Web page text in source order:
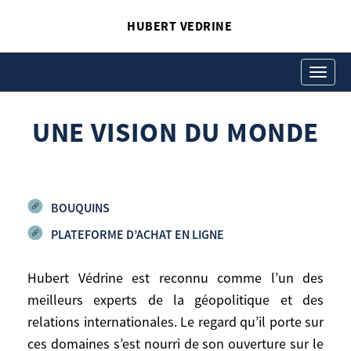
HUBERT VEDRINE
Toggle
UNE VISION DU MONDE
BOUQUINS
PLATEFORME D’ACHAT EN LIGNE
Hubert Védrine est reconnu comme l’un des
meilleurs experts de la géopolitique et des
relations internationales. Le regard qu’il porte sur
ces domaines s’est nourri de son ouverture sur le
UNE VISION DU MONDE
Hubert Védrine est reconnu comme l’un
des meilleurs experts de la géopolitique et
des relations internationales. Le regard